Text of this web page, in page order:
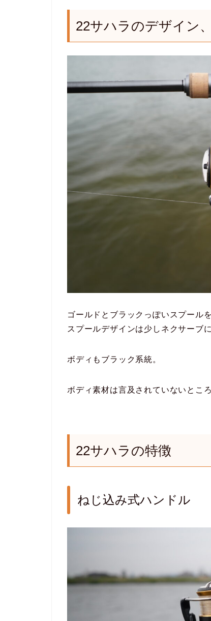
22サハラのデザイン
ゴールドとブラックっぽいスプールを
スプールデザインは少しネクサーブ
ボディもブラック系統。
ボディ素材は言及されていないとこ
22サハラの特徴
ねじ込み式ハンドル